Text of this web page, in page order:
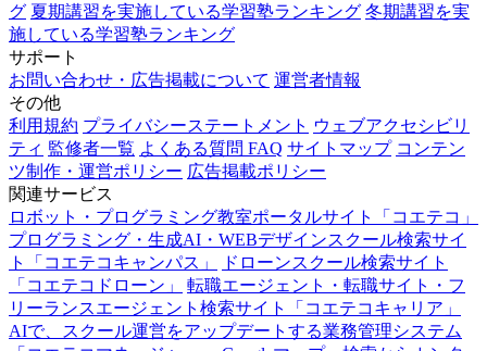
グ 夏期講習を実施している学習塾ランキング 冬期講習を実
施している学習塾ランキング
サポート
お問い合わせ・広告掲載について 運営者情報
その他
利用規約 プライバシーステートメント ウェブアクセシビリ
ティ 監修者一覧 よくある質問 FAQ サイトマップ コンテン
ツ制作・運営ポリシー 広告掲載ポリシー
関連サービス
ロボット・プログラミング教室ポータルサイト「コエテコ」
プログラミング・生成AI・WEBデザインスクール検索サイ
ト「コエテコキャンパス」
ドローンスクール検索サイト
「コエテコドローン」
転職エージェント・転職サイト・フ
リーランスエージェント検索サイト「コエテコキャリア」
AIで、スクール運営をアップデートする業務管理システム